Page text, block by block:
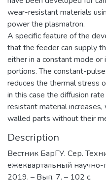
wear-resistant materials
power the plasmatron.
A specific feature of the
that the feeder can supply
either in a constant mode
portions. The constant-
reduces the thermal stress
in this case the diffusion
resistant material
walled parts without their
Description
Вестник БарГУ. Сер.
ежеквартальный научно-
2019. – Вып. 7. – 102 с.